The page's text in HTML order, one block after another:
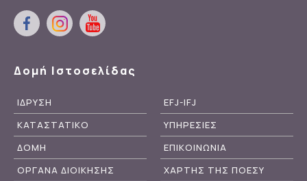
Δομή Ιστοσελίδας
ΙΔΡΥΣΗ
ΚΑΤΑΣΤΑΤΙΚΟ
ΔΟΜΗ
ΟΡΓΑΝΑ ΔΙΟΙΚΗΣΗΣ
EFJ-IFJ
ΥΠΗΡΕΣΙΕΣ
ΕΠΙΚΟΙΝΩΝΙΑ
ΧΑΡΤΗΣ ΤΗΣ ΠΟΕΣΥ